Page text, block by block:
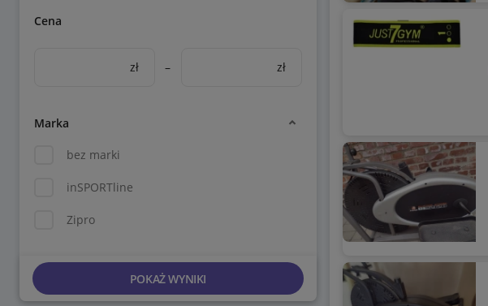
Cena
zł – zł
Marka
bez marki
inSPORTline
Zipro
POKAŻ WYNIKI